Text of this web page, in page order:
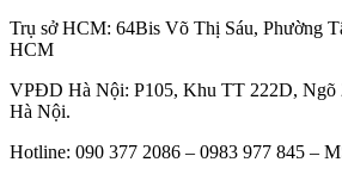
Trụ sở HCM: 64Bis Võ Thị Sáu, Phường
HCM
VPĐD Hà Nội: P105, Khu TT 222D,
Hà Nội.
Hotline: 090 377 2086 – 0983 977 845 –